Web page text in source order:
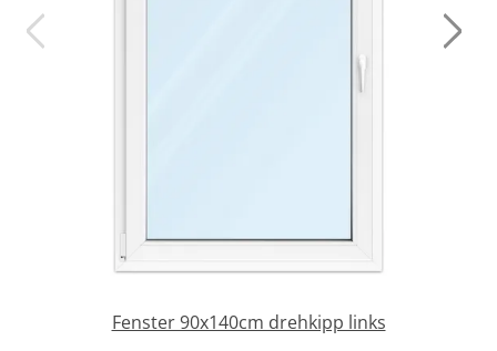
Fenster 90x140cm drehkipp links